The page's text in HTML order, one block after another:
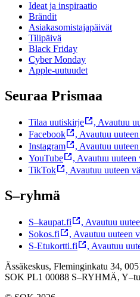
Ideat ja inspiraatio
Brändit
Asiakasomistajapäivät
Tilipäivä
Black Friday
Cyber Monday
Apple-uutuudet
Seuraa Prismaa
Tilaa uutiskirje , Avautuu
Facebook
, Avautuu
Instagram
, Avautuu
YouTube
, Avautuu uuteen
TikTok
, Avautuu uuteen
S–ryhmä
S–kaupat.fi , Avautuu
Sokos.fi
, Avautuu uuteen
S-Etukortti.fi
, Avautuu
Ässäkeskus, Fleminginkatu 34,
SOK PL1 00088 S–RYHMÄ,